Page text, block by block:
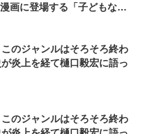
画に登場する「子どもなの
このジャンルはそろそろ終わ
炎上を経て樋口毅宏に語っ
このジャンルはそろそろ終わ